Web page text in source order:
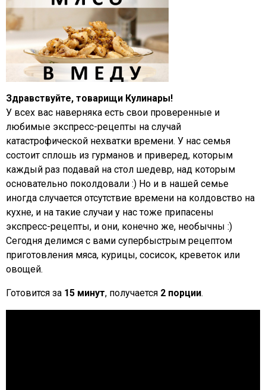
Здравствуйте, товарищи Кулинары!
У всех вас наверняка есть свои проверенные и
любимые экспресс-рецепты на случай
катастрофической нехватки времени. У нас семья
состоит сплошь из гурманов и приверед, которым
каждый раз подавай на стол шедевр, над которым
основательно поколдовали :) Но и в нашей семье
иногда случается отсутствие времени на колдовство на
кухне, и на такие случаи у нас тоже припасены
экспресс-рецепты, и они, конечно же, необычны :)
Сегодня делимся с вами супербыстрым рецептом
приготовления мяса, курицы, сосисок, креветок или
овощей.
Готовится за 15 минут, получается 2 порции.